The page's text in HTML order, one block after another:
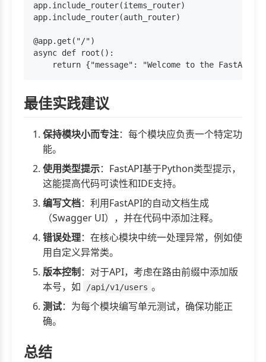
app.include_router(items_router)
app.include_router(auth_router)
@app.get("/")
async def root():
最佳实践建议
保持模块小而专注：每个模块应负责一个特定功
能。
使用类型提示：FastAPI基于Python类型提示，
这能提高代码可读性和IDE支持。
编写文档：利用FastAPI的自动文档生成
（Swagger UI），并在代码中添加注释。
错误处理：在核心模块中统一处理异常，例如使
用自定义异常类。
版本控制：对于API，考虑在路由前缀中添加版
本号，如
/api/v1/users 。
测试：为每个模块编写单元测试，确保功能正
确。
总结